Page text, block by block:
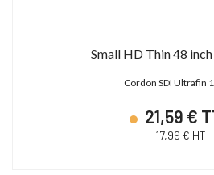
Small HD Thin 48
Cordon SDI Ultrafin
21,59 €
17,99 € HT